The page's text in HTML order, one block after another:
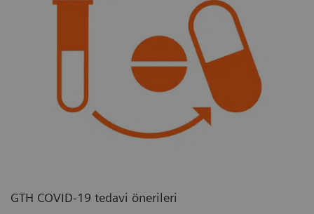
GTH COVID-19 tedavi önerileri